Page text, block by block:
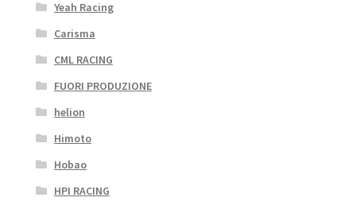
Yeah Racing
Carisma
CML RACING
FUORI PRODUZIONE
helion
Himoto
Hobao
HPI RACING